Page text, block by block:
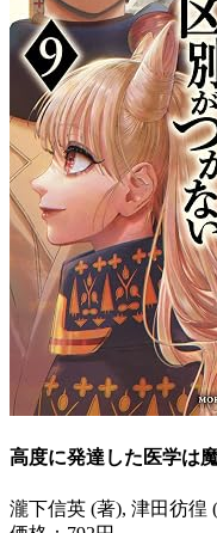
高度に発達した医学は
瀧下信英 (著), 津田彷徨